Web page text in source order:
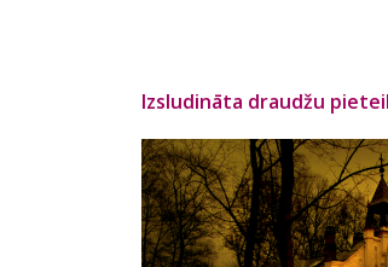
Izsludināta draudžu